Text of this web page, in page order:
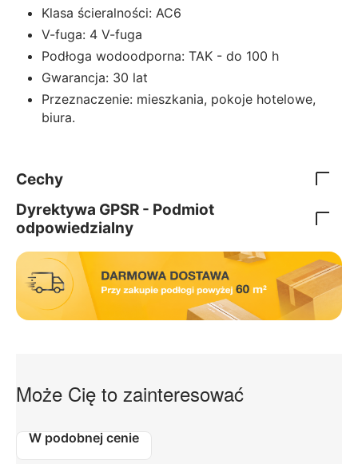
Klasa ścieralności: AC6
V-fuga: 4 V-fuga
Podłoga wodoodporna: TAK - do 100 h
Gwarancja: 30 lat
Przeznaczenie: mieszkania, pokoje hotelowe,
biura.
Cechy
Dyrektywa GPSR - Podmiot
odpowiedzialny
Może Cię to zainteresować
W podobnej cenie